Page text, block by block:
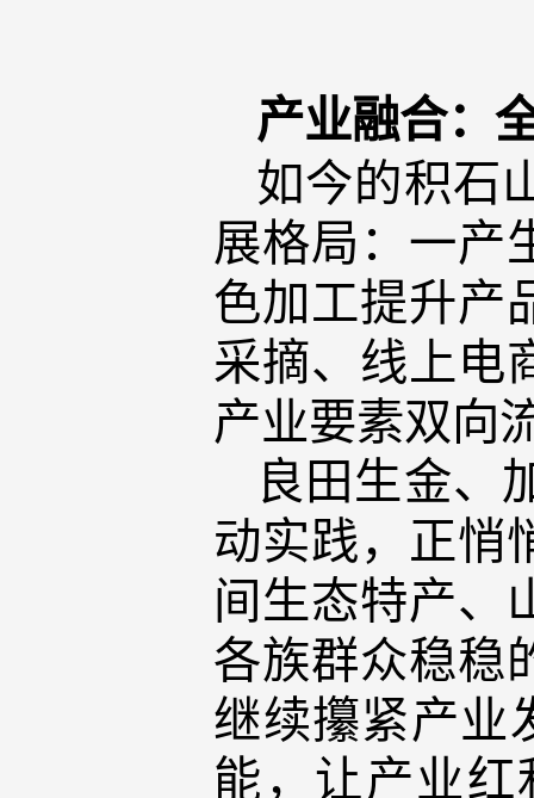
产业融合：
如今的积石
展格局：一产
色加工提升产
采摘、线上电
产业要素双向
良田生金、
动实践，正悄
间生态特产、
各族群众稳稳
继续攥紧产业
能，让产业